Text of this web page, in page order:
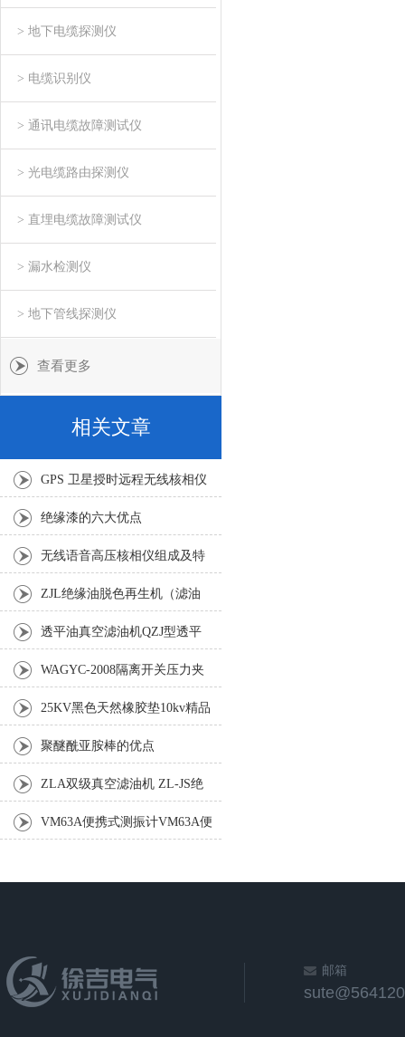
> 地下电缆探测仪
> 电缆识别仪
> 通讯电缆故障测试仪
> 光电缆路由探测仪
> 直埋电缆故障测试仪
> 漏水检测仪
> 地下管线探测仪
查看更多
相关文章
GPS 卫星授时远程无线核相仪
规范
绝缘漆的六大优点
无线语音高压核相仪组成及特
点
ZJL绝缘油脱色再生机（滤油
机） LZ绝缘油脱色装置
透平油真空滤油机QZJ型透平
油液真空净化机透平油真空滤
WAGYC-2008隔离开关压力夹
紧力测试仪
25KV黑色天然橡胶垫10kv精品
绝缘橡胶板3mm绝缘橡胶板
聚醚酰亚胺棒的优点
ZLA双级真空滤油机 ZL-JS绝
缘油双级真空滤油机
VM63A便携式测振计VM63A便
邮箱